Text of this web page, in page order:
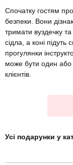
Спочатку гостям
безпеки. Вони
тримати вуздечку
сідла, а коні підуть
прогулянки
може бути один або
клієнтів.
Усі подарунки у